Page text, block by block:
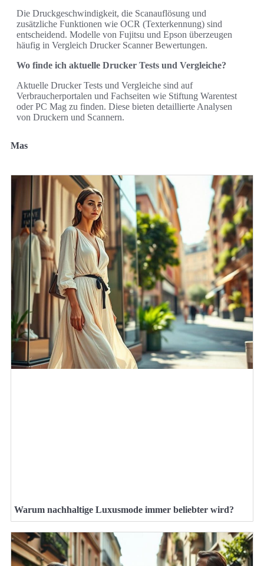
Die Druckgeschwindigkeit, die Scanauflösung und
zusätzliche Funktionen wie OCR (Texterkennung) sind
entscheidend. Modelle von Fujitsu und Epson überzeugen
häufig in Vergleich Drucker Scanner Bewertungen.
Wo finde ich aktuelle Drucker Tests und Vergleiche?
Aktuelle Drucker Tests und Vergleiche sind auf
Verbraucherportalen und Fachseiten wie Stiftung Warentest
oder PC Mag zu finden. Diese bieten detaillierte Analysen
von Druckern und Scannern.
Mas
Warum nachhaltige Luxusmode immer beliebter wird?